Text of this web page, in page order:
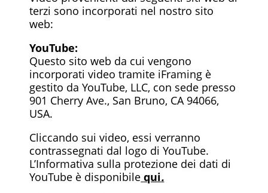
terzi sono incorporati nel nostro sito
web:
YouTube:
Questo sito web da cui vengono
incorporati video tramite iFraming è
gestito da YouTube, LLC, con sede presso
901 Cherry Ave., San Bruno, CA 94066,
USA.
Cliccando sui video, essi verranno
contrassegnati dal logo di YouTube.
L’Informativa sulla protezione dei dati di
YouTube è disponibile qui.